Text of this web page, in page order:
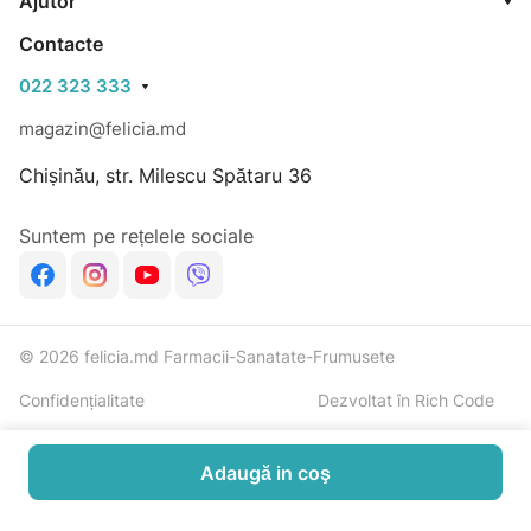
care au nevoie de izolare, protecție sau reparare.
Fără parfum și parabeni.
Contacte
022 323 333
magazin@felicia.md
Chișinău, str. Milescu Spătaru 36
Suntem pe rețelele sociale
© 2026 felicia.md Farmacii-Sanatate-Frumusete
Confidențialitate Dezvoltat în Rich Code
Adaugă in coş